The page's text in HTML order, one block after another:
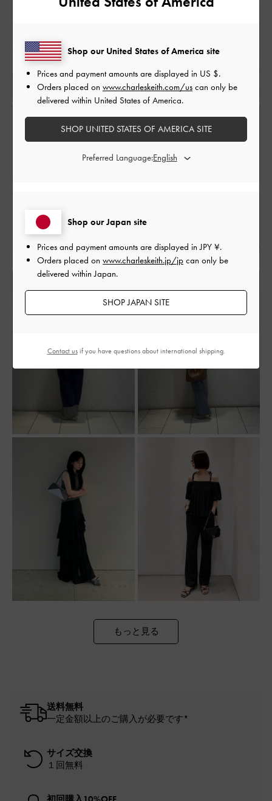
もっと見る
送料無料
一定金額以上のご購入が必要です*
サイズ交換
１回無料
Shop our Japan site
Prices and payment amounts are displayed inJPY ¥.
Orders placed on www.charleskeith.jp/jp can only be
delivered within Japan.
SHOP JAPAN SITE
Shop our United States of America site
Prices and payment amounts are displayed in US $.
Orders placed on www.charleskeith.com/us can only be
delivered within United States of America.
SHOP UNITED STATES OF AMERICA SITE
Preferred Language:
Contact usif you have questions about international shipping.